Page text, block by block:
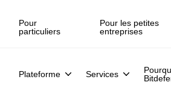
en cybersécurité : webinaire en direct, le
Pour
particuliers
Pour les petites
entreprises
Plateforme Services